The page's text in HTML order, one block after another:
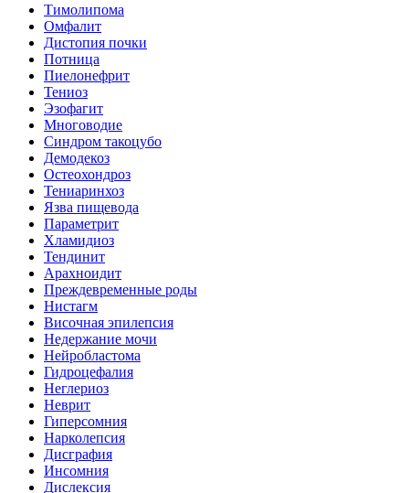
Тимолипома
Омфалит
Дистопия почки
Потница
Пиелонефрит
Тениоз
Эзофагит
Многоводие
Синдром такоцубо
Демодекоз
Остеохондроз
Тениаринхоз
Язва пищевода
Параметрит
Хламидиоз
Тендинит
Арахноидит
Преждевременные роды
Нистагм
Височная эпилепсия
Недержание мочи
Нейробластома
Гидроцефалия
Неглериоз
Неврит
Гиперсомния
Нарколепсия
Дисграфия
Инсомния
Дислексия